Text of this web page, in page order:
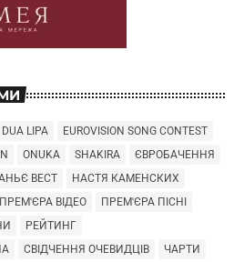
DUA LIPA
EUROVISION SONG CONTEST
ONUKA SHAKIRA
ЄВРОБАЧЕННЯ
ВЕСТ
НАСТЯ КАМЕНСКИХ
ПРЕМ'ЄРА ВІДЕО
ПРЕМ'ЄРА ПІСНІ
РЕЙТИНГ
СВІДЧЕННЯ ОЧЕВИДЦІВ
ЧАРТИ